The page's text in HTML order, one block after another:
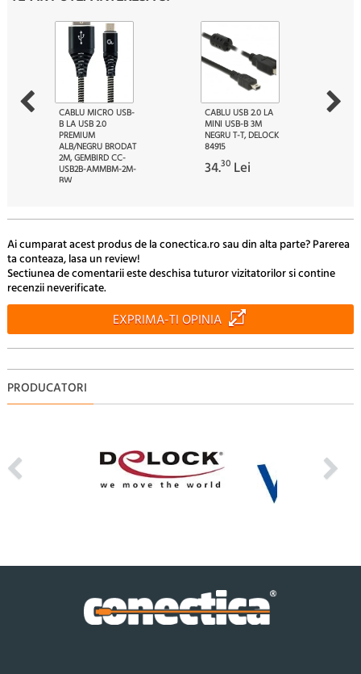
CABLU MICRO USB-
B LA USB 2.0
PREMIUM
ALB/NEGRU BRODAT
2M, GEMBIRD CC-
USB2B-AMMBM-2M-
BW
CABLU USB 2.0 LA
MINI USB-B 3M
NEGRU T-T, DELOCK
84915
34.30 Lei
Ai cumparat acest produs de la conectica.ro sau din alta parte? Parerea
ta conteaza, lasa un review!
Sectiunea de comentarii este deschisa tuturor vizitatorilor si contine
recenzii neverificate.
EXPRIMA-TI OPINIA
PRODUCATORI